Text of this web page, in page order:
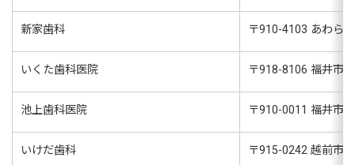
新家歯科 〒910-4103 あわら
いくた歯科医院 〒918-8106 福井市
池上歯科医院 〒910-0011 福井市
いけだ歯科 〒915-0242 越前市